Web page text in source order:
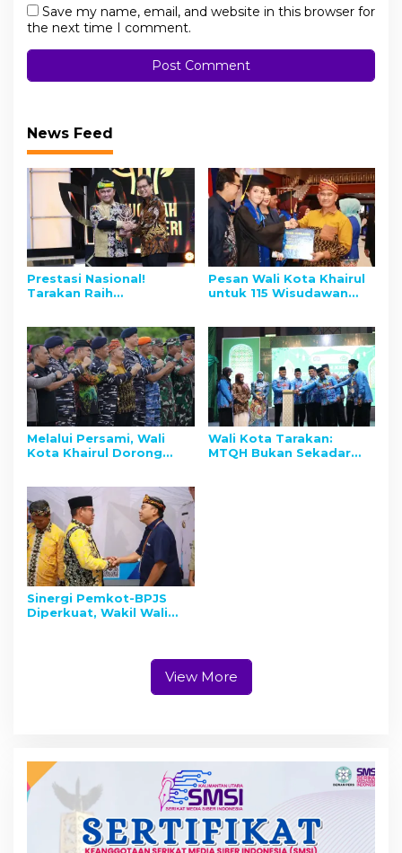
Save my name, email, and website in this browser for
the next time I comment.
News Feed
Prestasi Nasional!
Tarakan Raih
Motivasi Wujudkan
Tarakan Emas
Pesan Wali Kota Khairul
untuk 115 Wisudawan
Kolaborasi!
Melalui Persami, Wali
Kota Khairul Dorong
Wali Kota Tarakan:
MTQH Bukan Sekadar
Sinergi Pemkot-BPJS
Diperkuat, Wakil Wali
View More